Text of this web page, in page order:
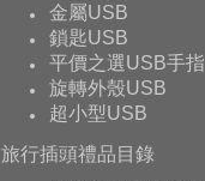
金屬USB
鎖匙USB
平價之選USB手指
旋轉外殼USB
超小型USB
旅行插頭禮品目錄